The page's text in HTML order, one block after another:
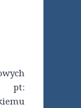
pt: